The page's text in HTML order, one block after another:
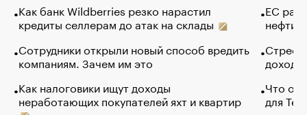
Как банк Wildberries резко нарастил
кредиты селлерам до атак на склады
Сотрудники открыли новый способ вредить
компаниям. Зачем им это
Как налоговики ищут доходы
неработающих покупателей яхт и квартир
ЕС
нефти
Что
для